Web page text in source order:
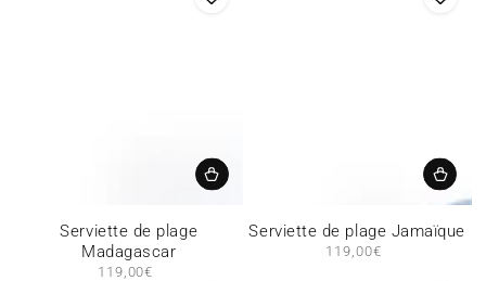
Serviette de plage
Madagascar
Prix
119,00€
Serviette de plage Jamaïque
Prix
119,00€